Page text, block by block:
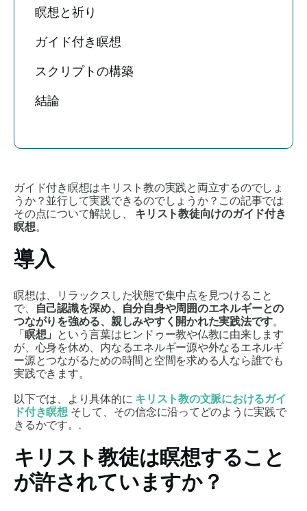
瞑想と祈り
ガイド付き瞑想
スクリプトの構築
結論
ガイド付き瞑想はキリスト教の実践と両立するのでしょ
うか？並行して実践できるのでしょうか？この記事では
その点について解説し、 キリスト教徒向けのガイド付き
瞑想。
導入
瞑想は、リラックスした状態で集中点を見つけること
で、
自己認識を深め、自分自身や周囲のエネルギーとの
つながりを強める、親しみやすく開かれた実践法です。
「瞑想」 という言葉はヒンドゥー教や仏教に由来します
が、心身を休め、内なるエネルギー源や外なるエネルギ
ー源とつながるための時間と空間を求める人なら誰でも
実践できます。
以下では、より具体的に キリスト教の文脈におけるガイ
ド付き瞑想そして、その信念に沿ってどのように実践で
きるかです。.
キリスト教徒は瞑想すること
が許されていますか？